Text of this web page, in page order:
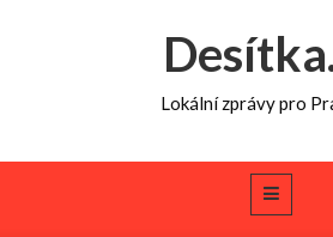
Lokální zprávy pro